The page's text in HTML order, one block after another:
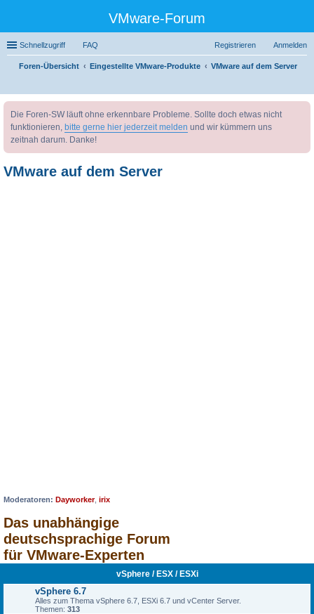
VMware-Forum
Schnellzugriff FAQ Anmelden
Registrieren
Foren-Übersicht Eingestellte VMware-Produkte VMware auf dem Server
uc
Die Foren-SW läuft ohne erkennbare Probleme. Sollte doch etwas nicht
funktionieren, bitte gerne hier jederzeit melden und wir kümmern uns
zeitnah darum. Danke!
VMware auf dem Server
Moderatoren: Dayworker, irix
Das unabhängige
deutschsprachige Forum
für VMware-Experten
vSphere / ESX / ESXi
vSphere 6.7
Alles zum Thema vSphere 6.7, ESXi 6.7 und vCenter Server.
Themen: 313